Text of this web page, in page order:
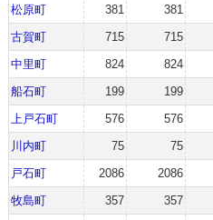
松原町
381 381
古賀町
715 715
中里町
824 824
船石町
199 199
上戸石町
576 576
川内町
75 75
戸石町
2086 2086
牧島町
357 357